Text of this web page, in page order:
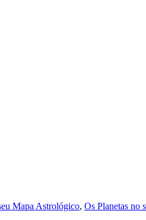
Mapa Astrológico, Os Planetas no